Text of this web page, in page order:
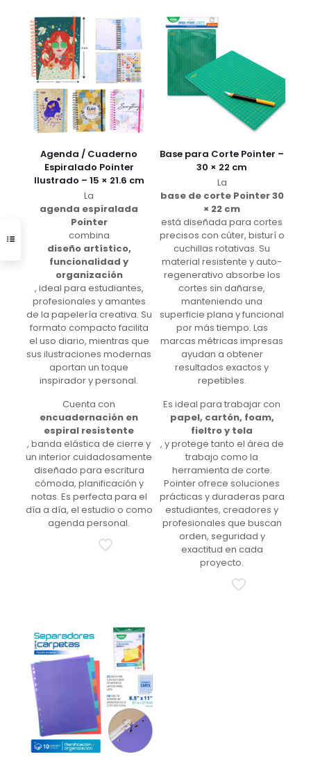
Agenda / Cuaderno
Espiralado Pointer
Ilustrado – 15 × 21.6 cm
La
agenda espiralada
Pointer
combina
diseño artístico,
funcionalidad y
organización
, ideal para estudiantes,
profesionales y amantes
de la papelería creativa. Su
formato compacto facilita
el uso diario, mientras que
sus ilustraciones modernas
aportan un toque
inspirador y personal.
Cuenta con
encuadernación en
espiral resistente
, banda elástica de cierre y
un interior cuidadosamente
diseñado para escritura
cómoda, planificación y
notas. Es perfecta para el
día a día, el estudio o como
agenda personal.
Base para Corte Pointer –
30 × 22 cm
La
base de corte Pointer 30
× 22 cm
está diseñada para cortes
precisos con cúter, bisturí o
cuchillas rotativas. Su
material resistente y auto-
regenerativo absorbe los
cortes sin dañarse,
manteniendo una
superficie plana y funcional
por más tiempo. Las
marcas métricas impresas
ayudan a obtener
resultados exactos y
repetibles.
Es ideal para trabajar con
papel, cartón, foam,
fieltro y tela
, y protege tanto el área de
trabajo como la
herramienta de corte.
Pointer ofrece soluciones
prácticas y duraderas para
estudiantes, creadores y
profesionales que buscan
orden, seguridad y
exactitud en cada
proyecto.